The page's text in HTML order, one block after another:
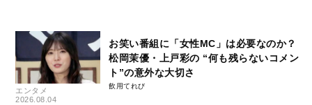
エンタメ
2026.08.04
お笑い番組に「女性MC」は必要なのか？
松岡茉優・上戸彩の “何も残らないコメン
ト”の意外な大切さ
飲用てれび